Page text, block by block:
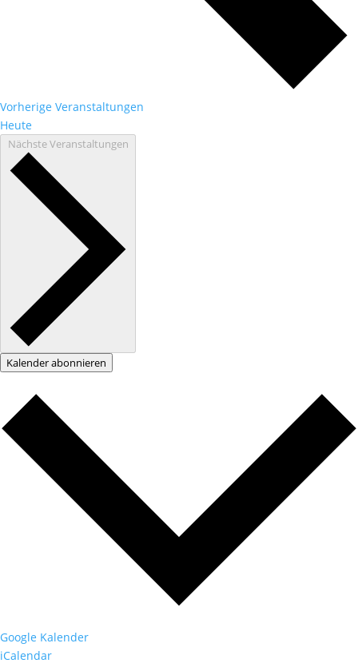
Vorherige Veranstaltungen
Heute
NächsteVeranstaltungen
Kalender abonnieren
Google Kalender
iCalendar